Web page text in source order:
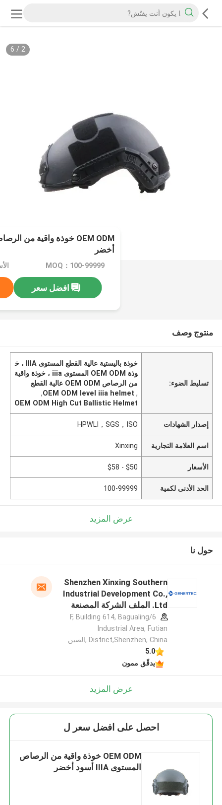
2
/
6
أخضر
MOQ：100-99999
افضل سعر
منتوج وصف
تسليط الضوء:
خوذة باليستية عالية القطع المستوى IIIA ، خ
وذة OEM ODM المستوى iiia ، خوذة واقية
من الرصاص OEM ODM عالية القطع
,
OEM ODM level iiia helmet
,
OEM ODM High Cut Ballistic Helmet
إصدار الشهادات HPWLI，SGS，ISO
اسم العلامة التجارية Xinxing
الأسعار $50 - $58
الحد الأدنى لكمية 100-99999
عرض المزيد
حول نا
Shenzhen Xinxing Southern
Industrial Development Co.,
Ltd. الملف الشركة المصنعة
6/F, Building 614, Bagualing
Industrial Area, Futian
District,Shenzhen, China ,الصين
5.0
يدقّق ممون
عرض المزيد
احصل على افضل سعر ل
OEM ODM خوذة واقية من الرصاص
المستوى IIIA أسود أخضر